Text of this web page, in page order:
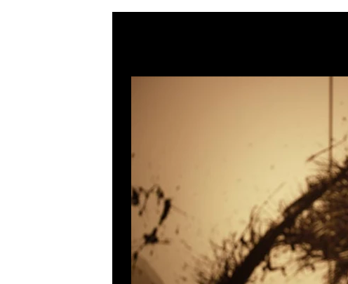
Previous